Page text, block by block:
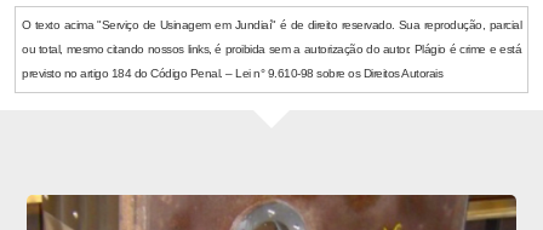
O texto acima "Serviço de Usinagem em Jundiaí" é de direito reservado. Sua reprodução, parcial
ou total, mesmo citando nossos links, é proibida sem a autorização do autor. Plágio é crime e está
previsto no artigo 184 do Código Penal. – Lei n° 9.610-98 sobre os Direitos Autorais